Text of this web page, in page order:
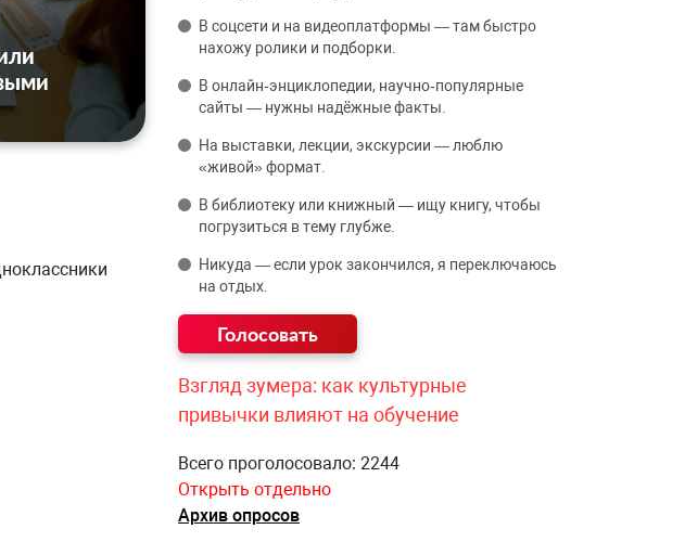
В соцсети и на видеоплатформы — там быстро
нахожу ролики и подборки.
В онлайн‑энциклопедии, научно‑популярные
сайты — нужны надёжные факты.
На выставки, лекции, экскурсии — люблю
«живой» формат.
В библиотеку или книжный — ищу книгу, чтобы
погрузиться в тему глубже.
Никуда — если урок закончился, я переключаюсь
на отдых.
Взгляд зумера: как культурные
привычки влияют на обучение
Всего проголосовало: 2244
Открыть отдельно
Архив опросов